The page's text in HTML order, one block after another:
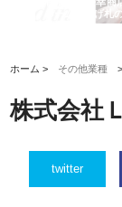
ネームと下げ札
ホーム > その他業種
株式会社
twitter